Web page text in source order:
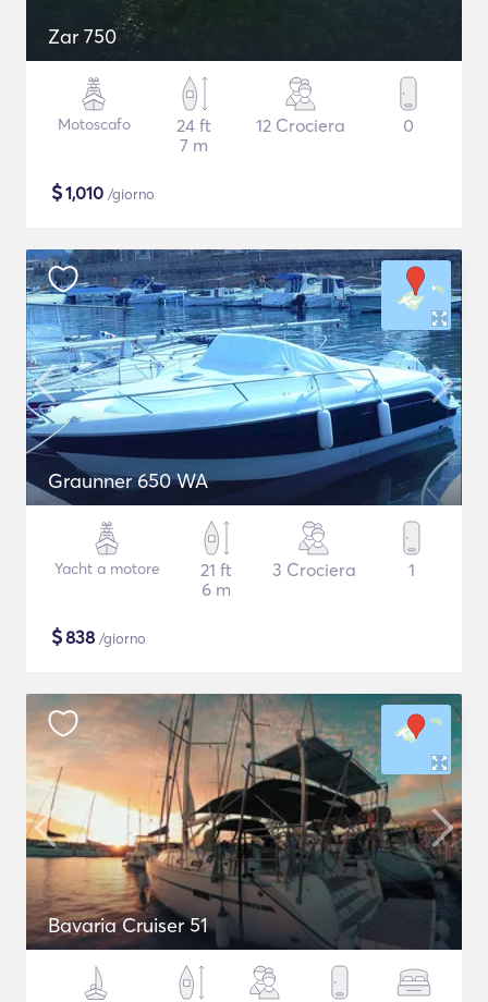
Zar 750
Motoscafo
24 ft
7 m
12 Crociera 0
$1,010 /giorno
Graunner 650 WA
Yacht a motore
21 ft
6 m
3 Crociera 1
$838 /giorno
Bavaria Cruiser 51